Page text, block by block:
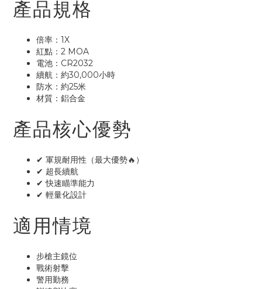
產品規格
倍率：1X
紅點：2 MOA
電池：CR2032
續航：約30,000小時
防水：約25米
材質：鋁合金
產品核心優勢
✔ 軍規耐用性（最大優勢🔥）
✔ 超長續航
✔ 快速瞄準能力
✔ 輕量化設計
適用情境
步槍主鏡位
戰術射擊
警用勤務